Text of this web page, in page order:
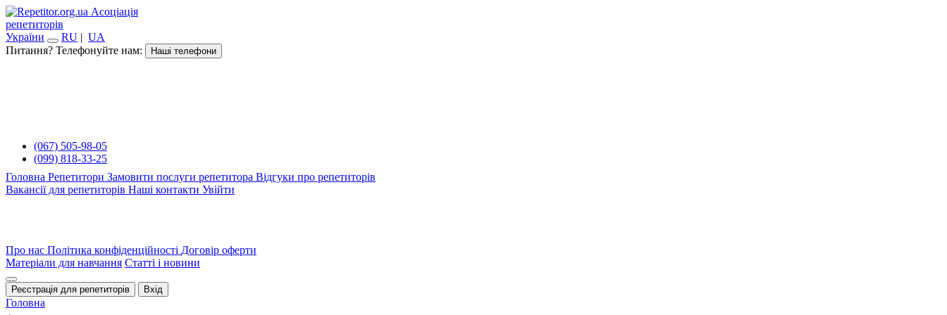
Асоціація
репетиторів
України
RU | UA
Питання? Телефонуйте нам:
Наші телефони
(067) 505-98-05
(099) 818-33-25
Головна Репетитори Замовити послуги репетитора Відгуки про репетиторів
Вакансії для репетиторів Наші контакти Увійти
Про нас Політика конфіденційності Договір оферти
Матеріали для навчання Статті і новини
Реєстрація для репетиторів Вхід
Головна